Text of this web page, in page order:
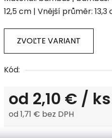
je
0,0
5
hviezdičiek.
12,5 cm | Vnější průměr: 13,3
ZVOĽTE VARIANT
Kód:
od 2,10 € / ks
od1,71 € bez DPH